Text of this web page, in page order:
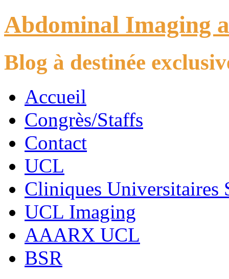
Abdominal Imaging
Blog à destinée
Accueil
Congrès/Staffs
Contact
UCL
Cliniques Universitaires
UCL Imaging
AAARX UCL
BSR